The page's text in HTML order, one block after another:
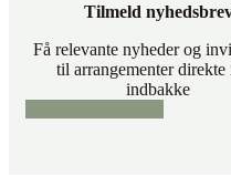
Tilmeld
Få relevante nyheder og
til arrangementer direkte
indbakke